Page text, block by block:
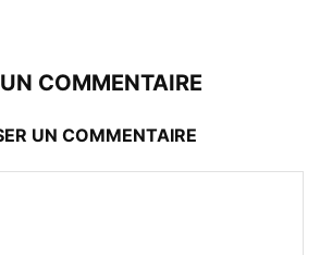
COMMENTAIRE
UN COMMENTAIRE